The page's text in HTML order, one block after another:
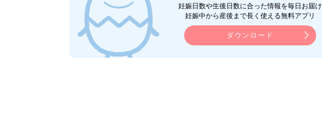
妊娠日数や生後日数に合った情報を毎日お届け
妊娠中から産後まで長く使える無料アプリ
ダウンロード